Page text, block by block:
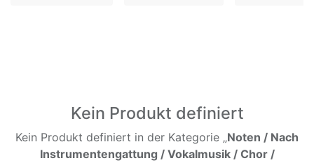
Kein Produkt definiert
Kein Produkt definiert in der Kategorie „Noten / Nach
Instrumentengattung / Vokalmusik / Chor /